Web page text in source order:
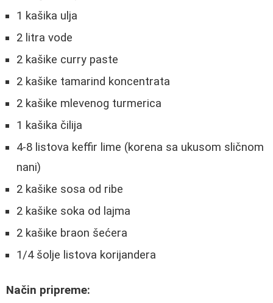
1 kašika ulja
2 litra vode
2 kašike curry paste
2 kašike tamarind koncentrata
2 kašike mlevenog turmerica
1 kašika čilija
4-8 listova keffir lime (korena sa ukusom sličnom
nani)
2 kašike sosa od ribe
2 kašike soka od lajma
2 kašike braon šećera
1/4 šolje listova korijandera
Način pripreme: